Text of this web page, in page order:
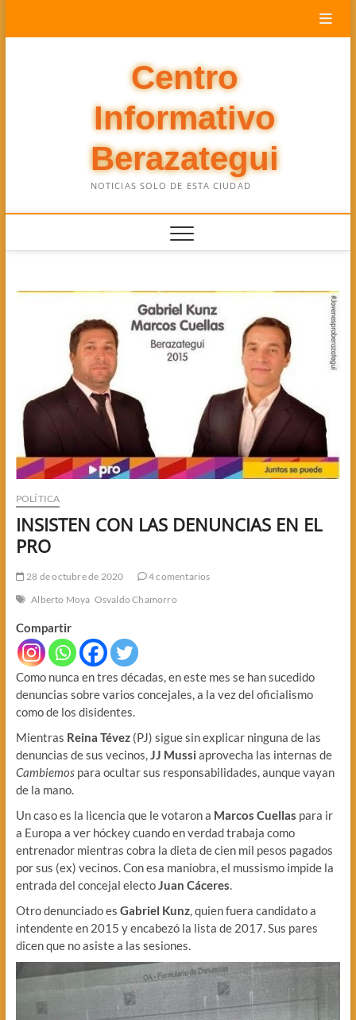
Centro
Informativo
Berazategui
NOTICIAS SOLO DE ESTA CIUDAD
POLÍTICA
INSISTEN CON LAS DENUNCIAS EN EL
PRO
28 de octubre de 2020
4 comentarios
Alberto Moya Osvaldo Chamorro
Compartir
Como nunca en tres décadas, en este mes se han sucedido
denuncias sobre varios concejales, a la vez del oficialismo
como de los disidentes.
Mientras Reina Tévez(PJ) sigue sin explicar ninguna de las
denuncias de sus vecinos, JJ Mussi aprovecha las internas de
Cambiemos para ocultar sus responsabilidades, aunque vayan
de la mano.
Un caso es la licencia que le votaron a Marcos Cuellas para ir
a Europa a ver hóckey cuando en verdad trabaja como
entrenador mientras cobra la dieta de cien mil pesos pagados
por sus (ex) vecinos. Con esa maniobra, el mussismo impide la
entrada del concejal electo Juan Cáceres
Otro denunciado es Gabriel Kunz, quien fuera candidato a
intendente en 2015 y encabezó la lista de 2017. Sus pares
dicen que no asiste a las sesiones.